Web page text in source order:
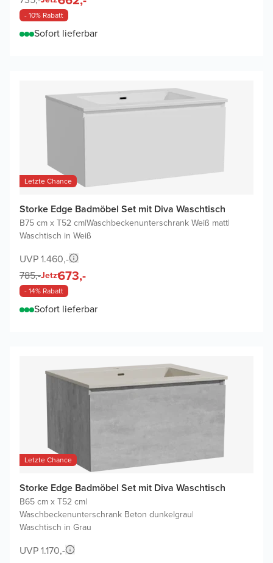
- 10% Rabatt
Sofort lieferbar
Letzte Chance
Storke Edge Badmöbel Set mit Diva Waschtisch
B75 cm x T52 cm|Waschbeckenunterschrank Weiß matt|
Waschtisch in Weiß
UVP 1.460,-
785,-Jetzt673,-
- 14% Rabatt
Sofort lieferbar
Letzte Chance
Storke Edge Badmöbel Set mit Diva Waschtisch
B65 cm x T52 cm|
Waschbeckenunterschrank Beton dunkelgrau|
Waschtisch in Grau
UVP 1.170,-